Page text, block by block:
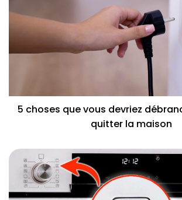
5 choses que vous devriez
quitter la maison